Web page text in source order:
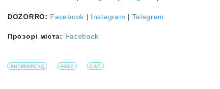
DOZORRO: Facebook | Instagram |Telegram
Прозорі міста: Facebook
АНТИКОРСУД НАБУ САП